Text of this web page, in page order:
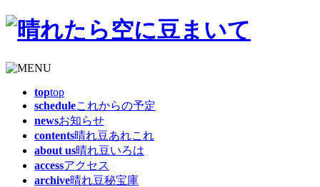
toptop
scheduleこれからの予定
newsお知らせ
contents晴れ豆あれこれ
about us晴れ豆いろは
accessアクセス
archive晴れ豆秘宝庫